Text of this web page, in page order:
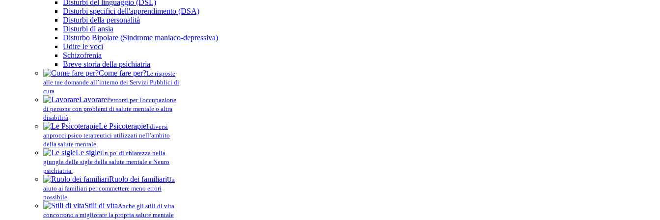
Disturbi del linguaggio (DSL)
Disturbi specifici dell'apprendimento (DSA)
Disturbi della personalità
Disturbi di ansia
Disturbo Bipolare (Sindrome maniaco-depressiva)
Udire le voci
Schizofrenia
Breve storia della psichiatria
Come fare per?Le risposte
alle tue domande all’interno dei Servizi Pubblici di
cura
LavorarePercorsi per l'occupazione
di persone con problemi di salute mentale o altra
disabilità
Le PsicoterapieI diversi
approcci psico terapeutici utilizzati nell’ambito
della salute mentale
Le sigleUn po' di chiarezza nella
giungla delle sigle della salute mentale e Neuro
psichiatria.
Ruolo dei familiariUn
aiuto ai familiari per commettere meno errori
possibile
Stili di vitaAnche gli stili di vita
concorrono a migliorare la propria salute mentale